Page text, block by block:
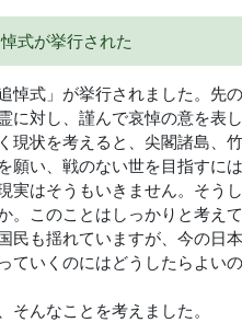
式が挙行された
悼式」が挙行されました。先
に対し、謹んで哀悼の意を表し
現状を考えると、尖閣諸島、
願い、戦のない世を目指すに
実はそうもいきません。そう
。このことはしっかりと考え
も揺れていますが、今の日
ていくのにはどうしたらよい
んなことを考えました。